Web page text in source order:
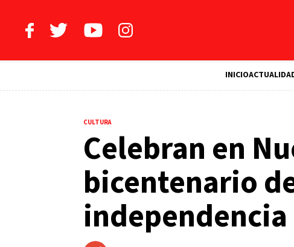
INICIO
CULTURA
Celebran en
bicentenario
independencia